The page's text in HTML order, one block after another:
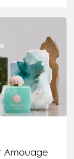
Amouage